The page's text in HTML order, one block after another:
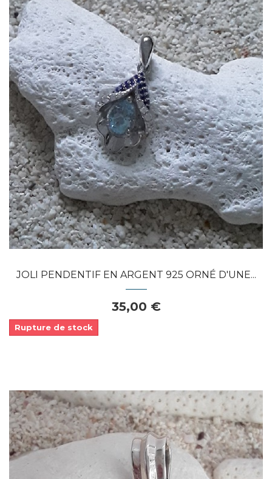
Dans mon panier
APERÇU RAPIDE
JOLI PENDENTIF EN ARGENT 925 ORNÉ D'UNE...
35,00 €
Rupture de stock